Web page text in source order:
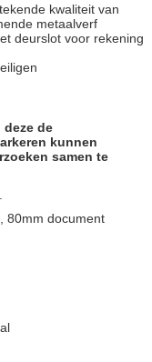
kwaliteit van
metaalverf
deurslot voor rekening
de
kunnen
samen te
80mm document